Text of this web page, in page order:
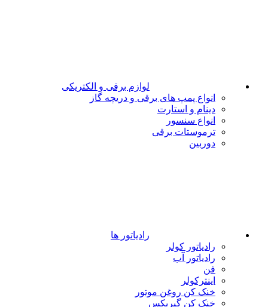
لوازم برقی و الکتریکی
انواع پمپ های برقی و دریچه گاز
دینام و استارت
انواع سنسور
ترموستات برقی
دوربین
رادیاتور ها
رادیاتور کولر
رادیاتور آب
فن
اینترکولر
خنک کن روغن موتور
خنک کن گیربکس